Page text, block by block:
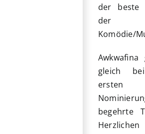
der beste
der
Komödie/
Awkwafina
gleich
ersten
begehrte
Herzlichen